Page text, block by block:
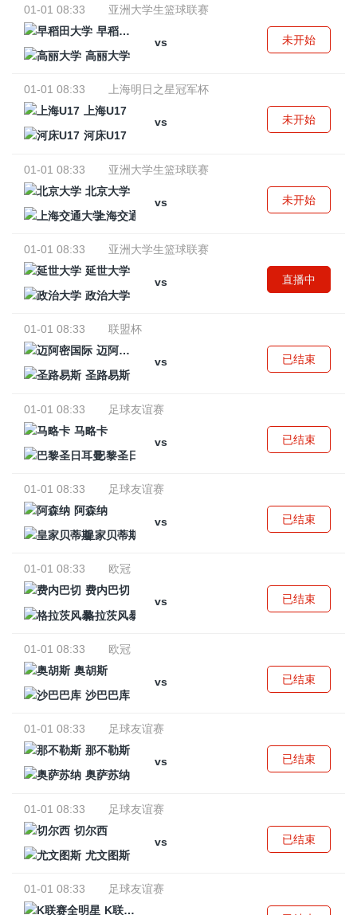
01-01 08:33
亚洲大学生篮球联赛
早稻田大学
vs
高丽大学
未开始
01-01 08:33
上海明日之星冠军杯
上海U17
vs
河床U17
未开始
01-01 08:33
亚洲大学生篮球联赛
北京大学
vs
上海交通大学
未开始
01-01 08:33
亚洲大学生篮球联赛
延世大学
vs
政治大学
直播中
01-01 08:33
联盟杯
迈阿密国际
vs
圣路易斯
已结束
01-01 08:33
足球友谊赛
马略卡
vs
巴黎圣日耳曼
已结束
01-01 08:33
足球友谊赛
阿森纳
vs
皇家贝蒂斯
已结束
01-01 08:33
欧冠
费内巴切
vs
格拉茨风暴
已结束
01-01 08:33
欧冠
奥胡斯
vs
沙巴巴库
已结束
01-01 08:33
足球友谊赛
那不勒斯
vs
奥萨苏纳
已结束
01-01 08:33
足球友谊赛
切尔西
vs
尤文图斯
已结束
01-01 08:33
足球友谊赛
K联赛全明星